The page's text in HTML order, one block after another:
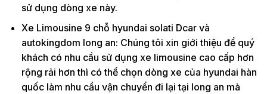
sử dụng dòng xe này.
Xe Limousine 9 chỗ hyundai solati Dcar và
autokingdom long an: Chúng tôi xin giới thiệu để quý
khách có nhu cầu sử dụng xe limousine cao cấp hơn
rộng rải hơn thì có thể chọn dòng xe của hyundai hàn
quốc làm nhu cầu vận chuyển đi lại tại long an mà